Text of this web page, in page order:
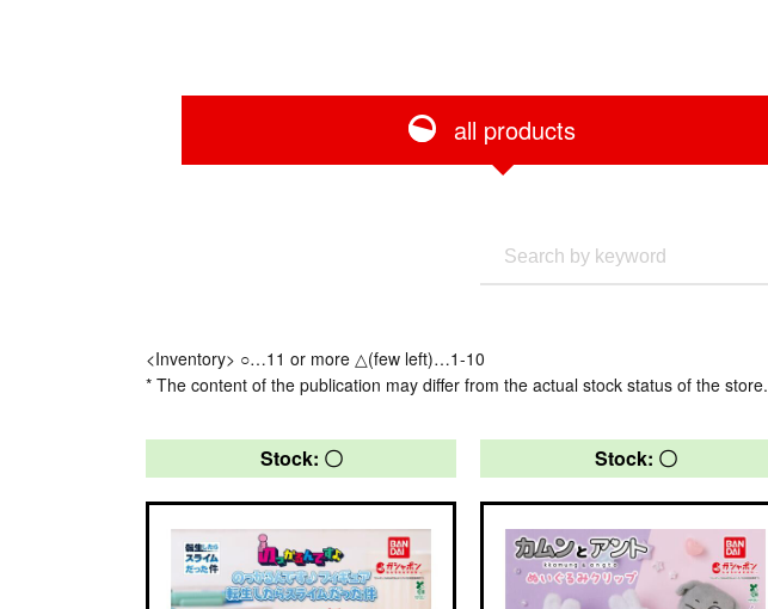
all products
<Inventory> ○…11 or more △(few left)…1-10
* The content of the publication may differ from the actual stock status of the store.
Stock: 〇 Stock: 〇